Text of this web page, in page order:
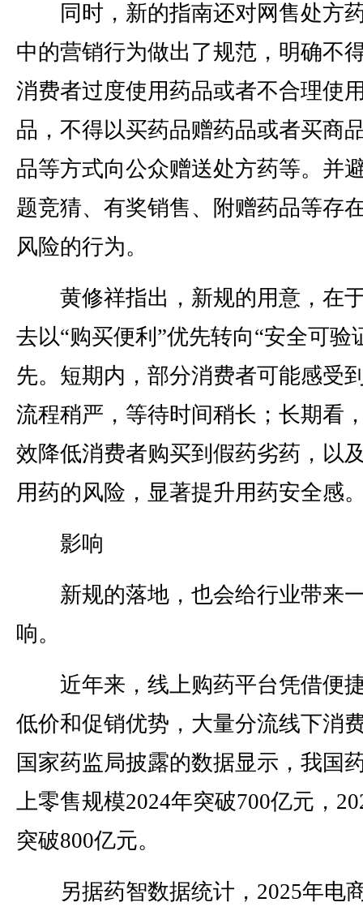
同时，新的指南还对网售处方
中的营销行为做出了规范，明确不
消费者过度使用药品或者不合理使
品，不得以买药品赠药品或者买商
品等方式向公众赠送处方药等。并
题竞猜、有奖销售、附赠药品等存
风险的行为。
黄修祥指出，新规的用意，在
去以“购买便利”优先转向“安全可验
先。短期内，部分消费者可能感受
流程稍严，等待时间稍长；长期看
效降低消费者购买到假药劣药，以
用药的风险，显著提升用药安全感
影响
新规的落地，也会给行业带来
响。
近年来，线上购药平台凭借便
低价和促销优势，大量分流线下消
国家药监局披露的数据显示，我国
上零售规模2024年突破700亿元，
突破800亿元。
另据药智数据统计，2025年电